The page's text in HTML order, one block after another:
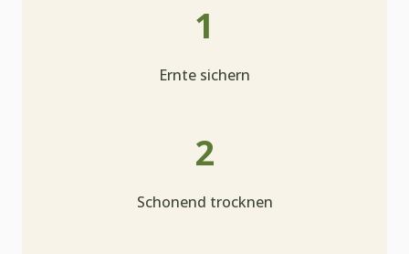
1
Ernte sichern
2
Schonend trocknen